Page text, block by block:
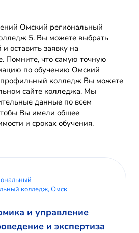
Омский региональный
5. Вы можете выбрать
оставить заявку на
Помните, что самую точную
по обучению Омский
колледж Вы можете
сайте колледжа. Мы
данные по всем
Вы имели общее
и сроках обучения.
колледж, Омск
и управление
и экспертиза